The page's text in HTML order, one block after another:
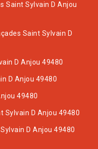
Saint Sylvain D Anjou
Saint Sylvain D
D Anjou 49480
D Anjou 49480
49480
Sylvain D Anjou 49480
D Anjou 49480